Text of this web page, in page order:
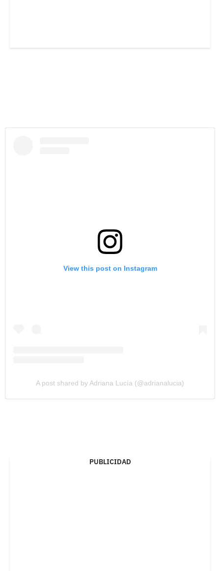
View this post on Instagram
A post shared by Adriana Lucía (@adrianalucia)
PUBLICIDAD